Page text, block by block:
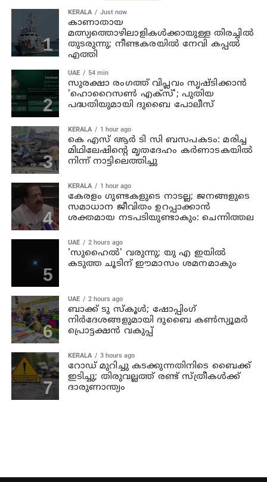
KERALA Just now
കാണാതായ
മത്സ്യത്തൊഴിലാളികള്‍ക്കായുള്ള തിരച്ചില്‍
തുടരുന്നു; നീണ്ടകരയില്‍ നേവി കപ്പല്‍
എത്തി
UAE 54 min
സുരക്ഷാ രംഗത്ത് വിപ്ലവം സൃഷ്ടിക്കാന്‍
'ഹൊറൈസണ്‍ എക്‌സ്'; പുതിയ
പദ്ധതിയുമായി ദുബൈ പോലീസ്
KERALA 1 hour ago
കെ എസ് ആര്‍ ടി സി ബസപകടം: മരിച്ച
മിഥിലേഷിന്റെ മൃതദേഹം കര്‍ണാടകയില്‍
നിന്ന് നാട്ടിലെത്തിച്ചു
KERALA 1 hour ago
കേരളം ഗുണ്ടകളുടെ നാടല്ല; ജനങ്ങളുടെ
സമാധാന ജീവിതം ഉറപ്പാക്കാന്‍
ശക്തമായ നടപടിയുണ്ടാകും: ചെന്നിത്തല
UAE 2 hours ago
'സുഹൈല്‍' വരുന്നു; യു എ ഇയില്‍
കടുത്ത ചൂടിന് ഈമാസം ശമനമാകും
UAE 2 hours ago
ബാക്ക് ടു സ്‌കൂള്‍; ഷോപ്പിംഗ്
നിര്‍ദേശങ്ങളുമായി ദുബൈ കണ്‍സ്യൂമര്‍
പ്രൊട്ടക്ഷന്‍ വകുപ്പ്
KERALA 3 hours ago
റോഡ് മുറിച്ചു കടക്കുന്നതിനിടെ ബൈക്ക്
ഇടിച്ചു; തിരുവല്ലത്ത് രണ്ട് സ്ത്രീകള്‍ക്ക്
ദാരുണാന്ത്യം